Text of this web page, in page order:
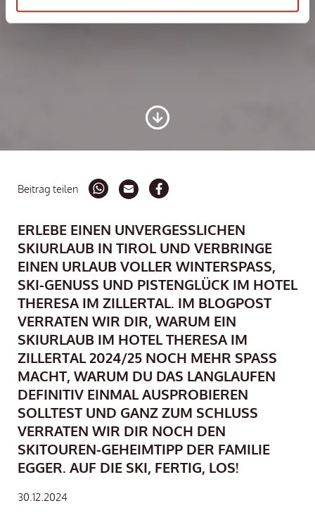
Beitrag teilen
ERLEBE EINEN UNVERGESSLICHEN
SKIURLAUB IN TIROL UND VERBRINGE
EINEN URLAUB VOLLER WINTERSPASS, S
KI-GENUSS UND PISTENGLÜCK IM HOTEL T
HERESA IM ZILLERTAL. IM BLOGPOST V
ERRATEN WIR DIR, WARUM EIN S
KIURLAUB IM HOTEL THERESA IM Z
ILLERTAL 2024/25 NOCH MEHR SPASS MA
CHT, WARUM DU DAS LANGLAUFEN DE
FINITIV EINMAL AUSPROBIEREN SO
LLTEST UND GANZ ZUM SCHLUSS VE
RRATEN WIR DIR NOCH DEN SK
ITOUREN-GEHEIMTIPP DER FAMILIE EG
GER. AUF DIE SKI, FERTIG, LOS!
30.12.2024